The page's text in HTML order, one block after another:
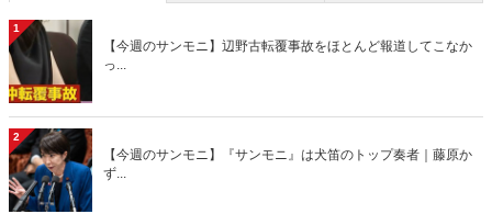
1
【今週のサンモニ】辺野古転覆事故をほとんど報道してこなか
っ...
2
【今週のサンモニ】『サンモニ』は犬笛のトップ奏者｜藤原か
ず...